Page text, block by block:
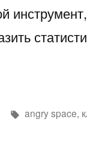
Метки:
angry space,